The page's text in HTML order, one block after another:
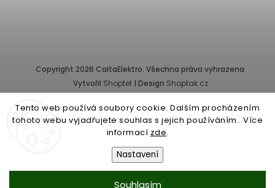
Tento web používá soubory cookie. Dalším procházením
tohoto webu vyjadřujete souhlas s jejich používáním.. Více
informací zde.
Nastavení
Souhlasím
Copyright 2026 CaltaElektro. Všechna práva vyhrazena.
Vytvořil Shoptet | Design Shoptak.cz
Provozovatel e-shopu: CALTA - K, s.r.o., IČ: 25155822, Pernerova
10/32, Karlín, 186 00 Praha.
Společnost je zapsána v obchodním rejstříku vedeném Městským
soudem v Praze - oddíl C, vložka 87218.